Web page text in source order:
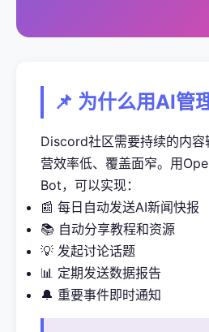
📌 为什么用AI管
Discord社区需要持续的内
营效率低、覆盖面窄。用
Bot，可以实现：
📰 每日自动发送AI新闻快报
📚 自动分享教程和资源
💡 发起讨论话题
📊 定期发送数据报告
🔔 重要事件即时通知